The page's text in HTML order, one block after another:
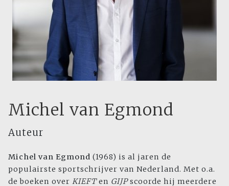
Michel van Egmond
Auteur
Michel van Egmond (1968) is al jaren de
populairste sportschrijver van Nederland. Met o.a.
de boeken over KIEFTen GIJPscoorde hij meerdere